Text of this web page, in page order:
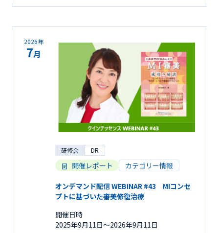
2026年
7月
研修会 DR
開催レポート カテゴリー情報
オンデマンド配信 WEBINAR #43 MIコンセ
プトに基づいた審美修復治療
開催日時
2025年9月11日〜2026年9月11日